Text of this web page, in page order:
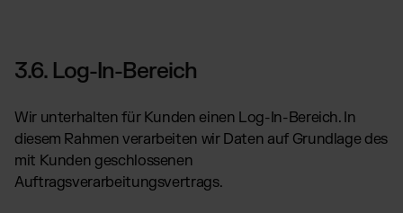
3.6. Log-In-Bereich
Wir unterhalten für Kunden einen Log-In-Bereich. In
diesem Rahmen verarbeiten wir Daten auf Grundlage des
mit Kunden geschlossenen
Auftragsverarbeitungsvertrags.